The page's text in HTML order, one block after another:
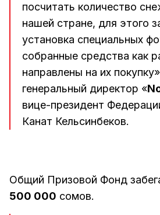
посчитать количество
нашей стране, для этого
установка специальных
собранные средства как
направлены на их
генеральный директор «
вице-президент
Канат Кельсинбеков.
Общий Призовой Фонд
500 000 сомов.